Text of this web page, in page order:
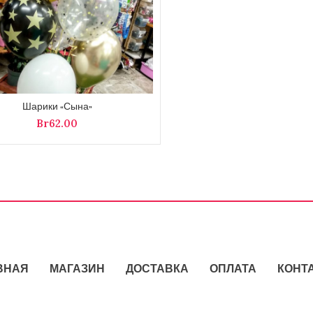
Шарики «Сына»
Br
МАГАЗИН ДОСТАВКА ОПЛАТА